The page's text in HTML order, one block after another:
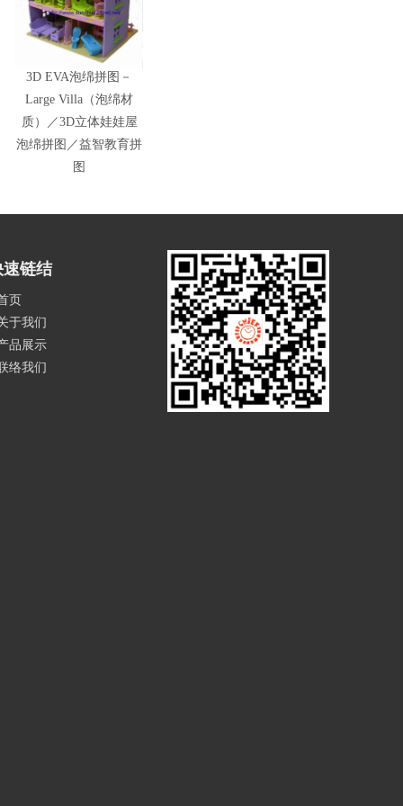
3D EVA泡绵拼图－
Large Villa（泡绵材
质）／3D立体娃娃屋
泡绵拼图／益智教育拼
图
速链结
页
于我们
品展示
络我们